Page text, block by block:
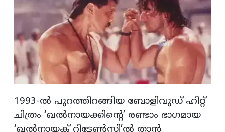
1993-ൽ പുറത്തിറങ്ങിയ ബോളിവുഡ് ഹിറ്റ്
ചിത്രം ‘ഖൽനായക്കിന്റെ’ രണ്ടാം ഭാഗമായ
‘ഖൽനായക് റിട്ടേൺസി’ൽ താൻ